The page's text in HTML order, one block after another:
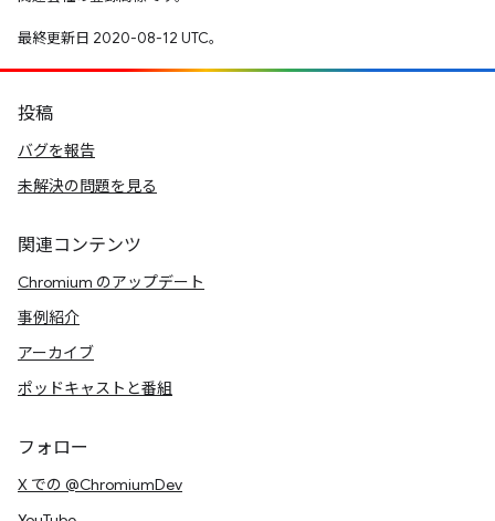
最終更新日 2020-08-12 UTC。
投稿
バグを報告
未解決の問題を見る
関連コンテンツ
Chromium のアップデート
事例紹介
アーカイブ
ポッドキャストと番組
フォロー
X での @ChromiumDev